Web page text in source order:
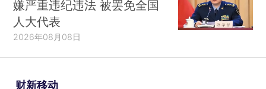
嫌严重违纪违法 被罢免全国
人大代表
2026年08月08日
财新移动